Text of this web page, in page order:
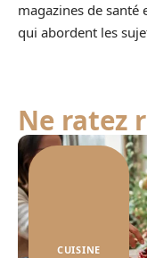
magazines de santé
qui abordent les
Ne ratez
CUISINE